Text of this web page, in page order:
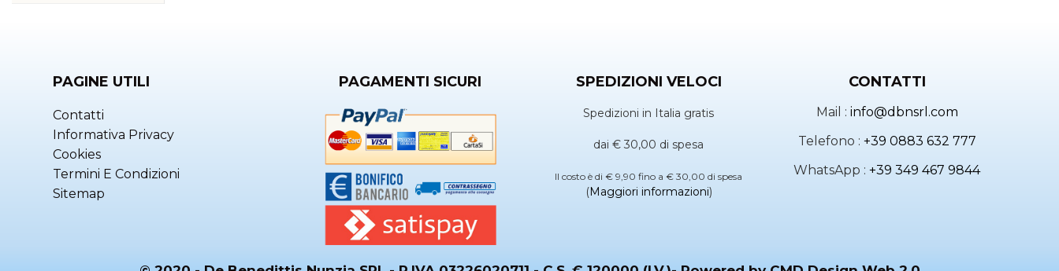
PAGINE UTILI
Contatti
Informativa Privacy
Cookies
Termini E Condizioni
Sitemap
PAGAMENTI SICURI SPEDIZIONI VELOCI
Spedizioni in Italia gratis
dai € 30,00 di spesa
Il costo è di € 9,90 fino a € 30,00 di spesa
(Maggiori informazioni)
CONTATTI
Mail : info@dbnsrl.com
Telefono : +39 0883 632 777
WhatsApp :+39 349 467 9844